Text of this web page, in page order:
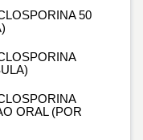
50
ORAL (POR